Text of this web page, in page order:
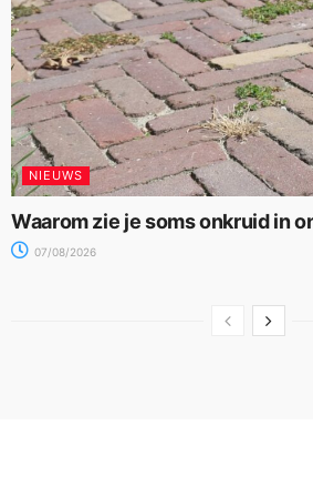
NIEUWS
Waarom zie je soms onkruid in
07/08/2026